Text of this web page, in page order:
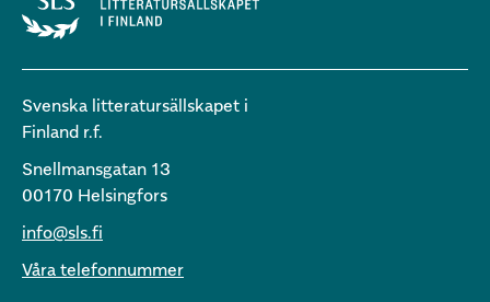
Svenska litteratursällskapet i
Finland r.f.
Snellmansgatan 13
00170 Helsingfors
info@sls.fi
Våra telefonnummer